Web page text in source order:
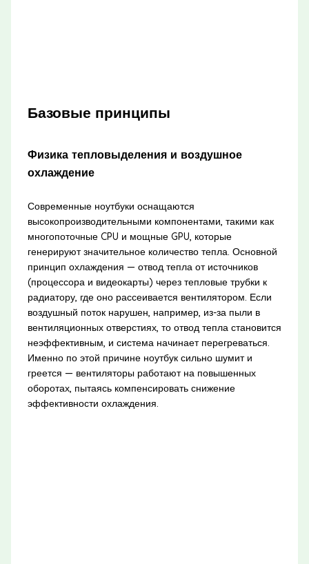
Базовые принципы
Физика тепловыделения и воздушное
охлаждение
Современные ноутбуки оснащаются
высокопроизводительными компонентами, такими как
многопоточные CPU и мощные GPU, которые
генерируют значительное количество тепла. Основной
принцип охлаждения — отвод тепла от источников
(процессора и видеокарты) через тепловые трубки к
радиатору, где оно рассеивается вентилятором. Если
воздушный поток нарушен, например, из-за пыли в
вентиляционных отверстиях, то отвод тепла становится
неэффективным, и система начинает перегреваться.
Именно по этой причине ноутбук сильно шумит и
греется — вентиляторы работают на повышенных
оборотах, пытаясь компенсировать снижение
эффективности охлаждения.